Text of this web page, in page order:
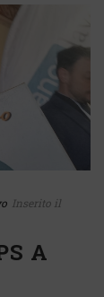
Inserito il
A